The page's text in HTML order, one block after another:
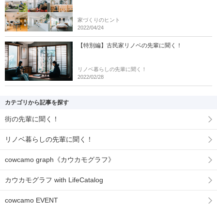
家づくりのヒント
2022/04/24
【特別編】古民家リノベの先輩に聞く！
リノベ暮らしの先輩に聞く！
2022/02/28
カテゴリから記事を探す
街の先輩に聞く！
リノベ暮らしの先輩に聞く！
cowcamo graph《カウカモグラフ》
カウカモグラフ with LifeCatalog
cowcamo EVENT